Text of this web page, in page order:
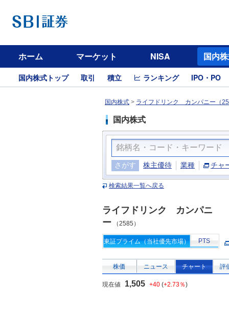
ホーム マーケット NISA 国内
国内株式トップ 取引 積立 ランキング IPO・PO
国内株式 > ライフドリンク カンパニー（
国内株式
さがす 株主優待 業種 チャ
検索結果一覧へ戻る
ライフドリンク カンパニ
ー （2585）
東証プライム（当社優先市場） PTS
株価 ニュース チャート 評
現在値 1,505 +40 (+2.73％)